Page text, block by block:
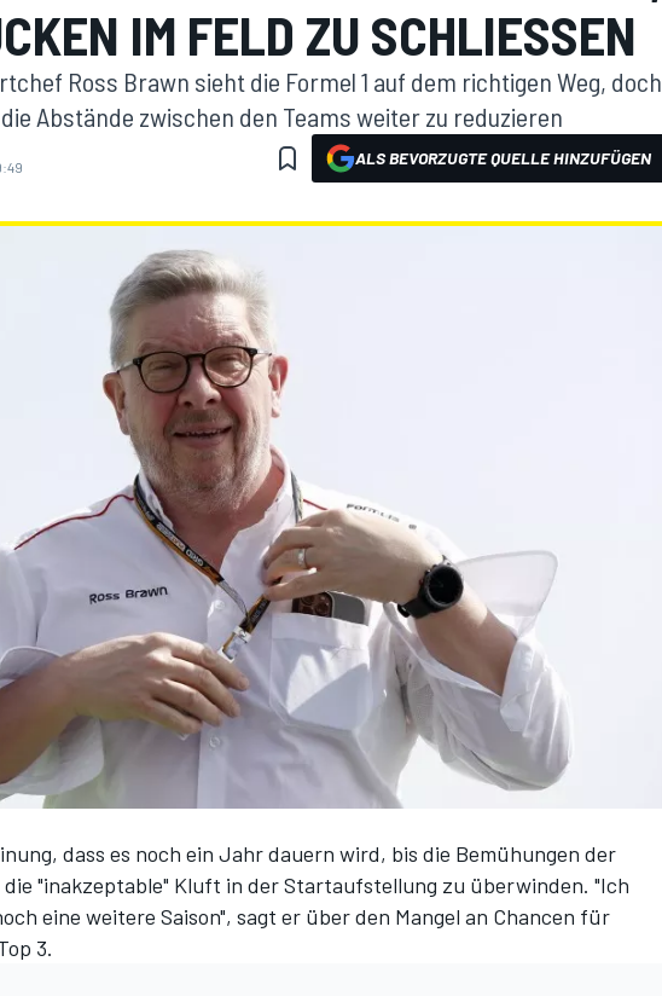
IM FELD ZU SCHLIESSEN
Ross Brawn sieht die Formel 1 auf dem richtigen Weg, doch
Abstände zwischen den Teams weiter zu reduzieren
ALS BEVORZUGTE QUELLE HINZUFÜGEN
dass es noch ein Jahr dauern wird, bis die Bemühungen der
die "inakzeptable" Kluft in der Startaufstellung zu überwinden. "Ich
eine weitere Saison", sagt er über den Mangel an Chancen für
3.